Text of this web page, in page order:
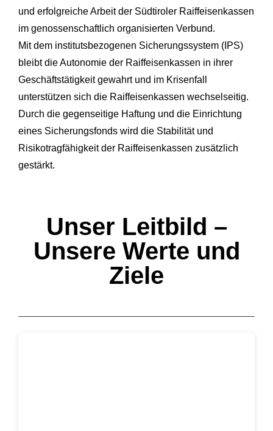
und erfolgreiche Arbeit der Südtiroler Raiffeisenkassen
im genossenschaftlich organisierten Verbund.
Mit dem institutsbezogenen Sicherungssystem (IPS)
bleibt die Autonomie der Raiffeisenkassen in ihrer
Geschäftstätigkeit gewahrt und im Krisenfall
unterstützen sich die Raiffeisenkassen wechselseitig.
Durch die gegenseitige Haftung und die Einrichtung
eines Sicherungsfonds wird die Stabilität und
Risikotragfähigkeit der Raiffeisenkassen zusätzlich
gestärkt.
Unser Leitbild –
Unsere Werte und
Ziele